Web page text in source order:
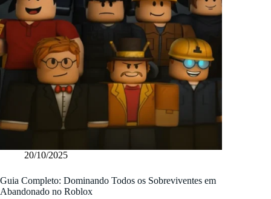
20/10/2025
Guia Completo: Dominando Todos os Sobreviventes em
Abandonado no Roblox